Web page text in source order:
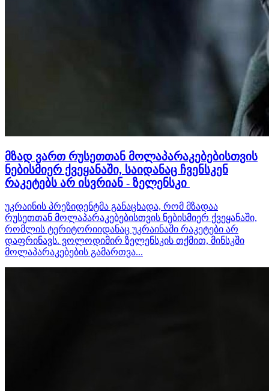
მზად ვართ რუსეთთან მოლაპარაკებებისთვის
ნებისმიერ ქვეყანაში, საიდანაც ჩვენსკენ
რაკეტებს არ ისვრიან - ზელენსკი
უკრაინის პრეზიდენტმა განაცხადა, რომ მზადაა
რუსეთთან მოლაპარაკებებისთვის ნებისმიერ ქვეყანაში,
რომლის ტერიტორიიდანაც უკრაინაში რაკეტები არ
დაფრინავს. ვოლოდიმირ ზელენსკის თქმით, მინსკში
მოლაპარაკებების გამართვა...